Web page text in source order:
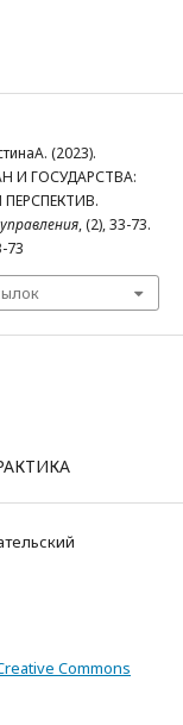
(2023).
И ГОСУДАРСТВА:
, (2), 33-73.
73
Commons